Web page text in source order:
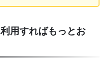
用すればもっとお